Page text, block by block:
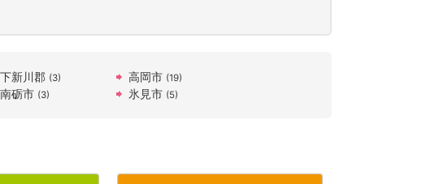
下新川郡 (3) 高岡市 (19)
南砺市 (3) 氷見市 (5)